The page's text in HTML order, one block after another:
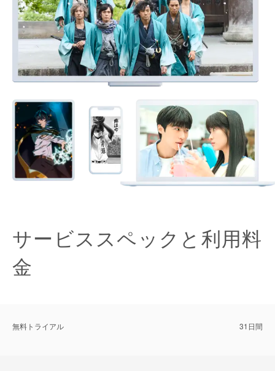
サービススペックと利用料
金
無料トライアル 31日間